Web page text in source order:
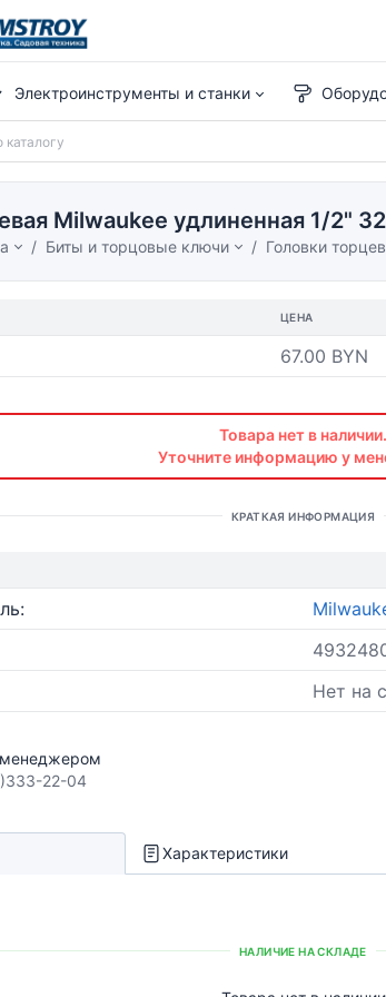
Электроинструменты и станки
Milwaukee удлиненная 1/2"
Биты и торцовые ключи Головки
ЦЕНА
67.00 BYN
Товара нет в наличии.
Уточните информацию у
КРАТКАЯ ИНФОРМАЦИЯ
Нет на
22-04
Характеристики
НАЛИЧИЕ НА СКЛАДЕ